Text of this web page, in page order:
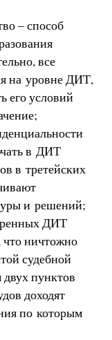
– способ
все
на уровне ДИТ,
его условий
в ДИТ
в третейских
и решений;
ДИТ
что ничтожно
судебной
пунктов
доходят
по которым